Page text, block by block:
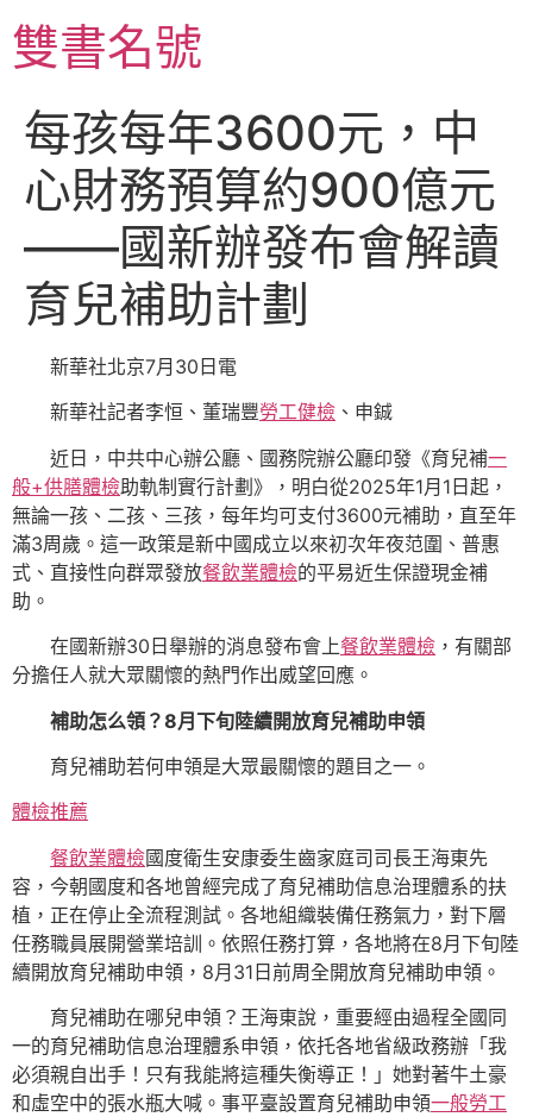
至
主雙書名號
每孩每年3600元，中
心財務預算約900億元
——國新辦發布會解讀
育兒補助計劃
新華社北京7月30日電
新華社記者李恒、董瑞豐勞工健檢 、申鋮
近日，中共中心辦公廳、國務院辦公廳印發《育兒補一
般+供膳體檢助軌制實行計劃》，明白從2025年1月1日起，
無論一孩、二孩、三孩，每年均可支付3600元補助，直至年
滿3周歲。這一政策是新中國成立以來初次年夜范圍、普惠
式、直接性向群眾發放餐飲業體檢的平易近生保證現金補
助。
在國新辦30日舉辦的消息發布會上餐飲業體檢 ，有關部
分擔任人就大眾關懷的熱門作出威望回應。
補助怎么領？8月下旬陸續開放育兒補助申領
育兒補助若何申領是大眾最關懷的題目之一。
體檢推薦
餐飲業體檢國度衛生安康委生齒家庭司司長王海東先
容，今朝國度和各地曾經完成了育兒補助信息治理體系的扶
植，正在停止全流程測試。各地組織裝備任務氣力，對下層
任務職員展開營業培訓。依照任務打算，各地將在8月下旬陸
續開放育兒補助申領，8月31日前周全開放育兒補助申領。
育兒補助在哪兒申領？王海東說，重要經由過程全國同
一的育兒補助信息治理體系申領，依托各地省級政務辦「我
必須親自出手！只有我能將這種失衡導正！」她對著牛土豪
和虛空中的張水瓶大喊。事平臺設置育兒補助申領一般勞工